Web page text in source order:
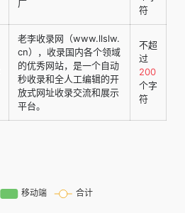
广
符
老李收录网（www.llslw.
cn），收录国内各个领域
的优秀网站，是一个自动
秒收录和全人工编辑的开
放式网址收录交流和展示
平台。
不超
过
200
个字
符